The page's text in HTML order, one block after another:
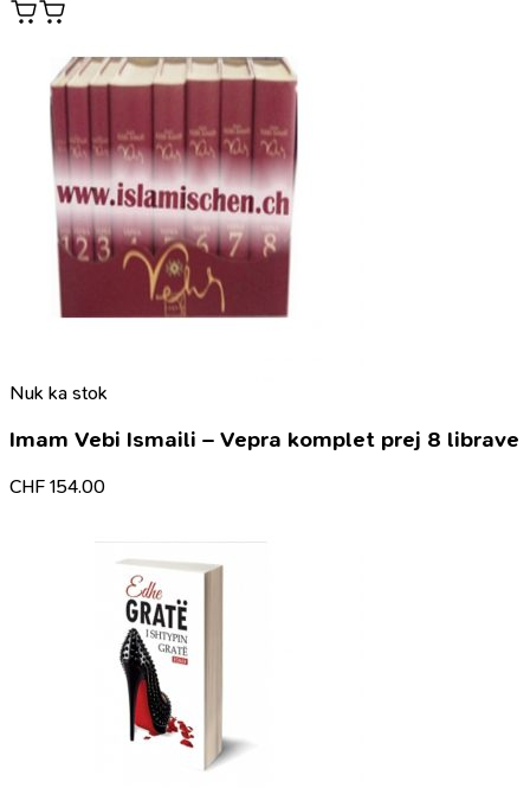
Nuk ka stok
Imam Vebi Ismaili – Vepra komplet prej 8 librave
CHF 154.00